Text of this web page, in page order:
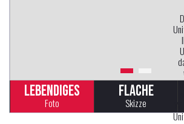
LEBENDIGES
Foto
FLACHE
Skizze